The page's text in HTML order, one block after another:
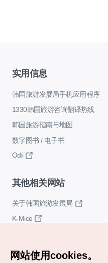
实用信息
韩国旅游发展局手机应用程序
1330韩国旅游咨询翻译热线
韩国旅游指南与地图
数字图书 / 电子书
Odii
其他相关网站
关于韩国旅游发展局
K-Mice
网站使用cookies。